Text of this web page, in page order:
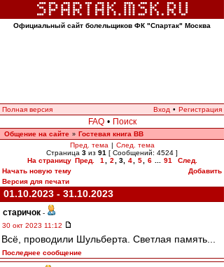
Официальный сайт болельщиков ФК "Спартак" Москва
Полная версия Вход • Регистрация
FAQ • Поиск
Общение на сайте » Гостевая книга ВВ
Пред. тема | След. тема
Страница 3 из 91 [ Сообщений: 4524 ]
На страницу Пред. 1 2 3, 4 5 6 91
След.
Начать новую тему
Добавить
Версия для печати
01.10.2023 - 31.10.2023
старичок -
30 окт 2023 11:12
Всё, проводили Шульберта. Светлая память...
Последнее сообщение